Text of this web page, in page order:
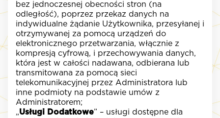
bez jednoczesnej obecności stron (na
odległość), poprzez przekaz danych na
indywidualne żądanie Użytkownika, przesyłanej i
otrzymywanej za pomocą urządzeń do
elektronicznego przetwarzania, włącznie z
kompresją cyfrową, i przechowywania danych,
która jest w całości nadawana, odbierana lub
transmitowana za pomocą sieci
telekomunikacyjnej przez Administratora lub
inne podmioty na podstawie umów z
Administratorem;
„Usługi Dodatkowe” – usługi dostępne dla